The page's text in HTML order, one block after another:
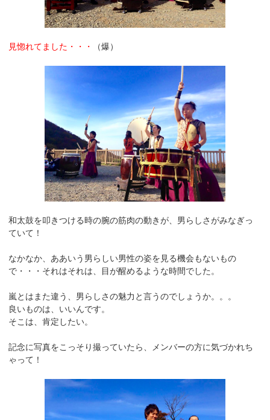
見惚れてました・・・ （爆）
和太鼓を叩きつける時の腕の筋肉の動きが、男らしさがみなぎっ
ていて！
なかなか、ああいう男らしい男性の姿を見る機会もないもの
で・・・それはそれは、目が醒めるような時間でした。
嵐とはまた違う、男らしさの魅力と言うのでしょうか。。。
良いものは、いいんです。
そこは、肯定したい。
記念に写真をこっそり撮っていたら、メンバーの方に気づかれち
ゃって！